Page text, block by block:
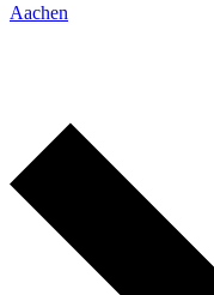
Aachen